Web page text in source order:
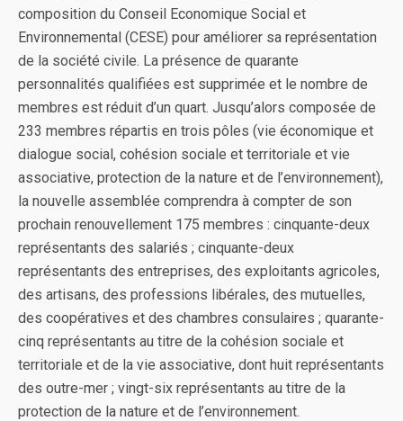
composition du Conseil Economique Social et
Environnemental (CESE) pour améliorer sa représentation
de la société civile. La présence de quarante
personnalités qualifiées est supprimée et le nombre de
membres est réduit d’un quart. Jusqu’alors composée de
233 membres répartis en trois pôles (vie économique et
dialogue social, cohésion sociale et territoriale et vie
associative, protection de la nature et de l’environnement),
la nouvelle assemblée comprendra à compter de son
prochain renouvellement 175 membres : cinquante-deux
représentants des salariés ; cinquante-deux
représentants des entreprises, des exploitants agricoles,
des artisans, des professions libérales, des mutuelles,
des coopératives et des chambres consulaires ; quarante-
cinq représentants au titre de la cohésion sociale et
territoriale et de la vie associative, dont huit représentants
des outre-mer ; vingt-six représentants au titre de la
protection de la nature et de l’environnement.